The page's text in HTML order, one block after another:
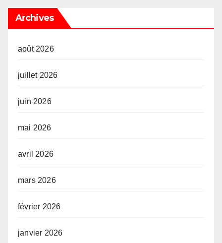
Archives
août 2026
juillet 2026
juin 2026
mai 2026
avril 2026
mars 2026
février 2026
janvier 2026